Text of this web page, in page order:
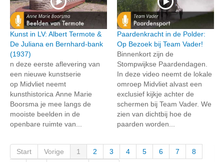
Kunst in LV: Albert Termote &
De Juliana en Bernhard-bank
(1937)
n deze eerste aflevering van
een nieuwe kunstserie
op Midvliet neemt
kunsthistorica Anne Marie
Boorsma je mee langs de
mooiste beelden in de
openbare ruimte van...
Paardenkracht in de Polder:
Op Bezoek bij Team Vader!
Binnenkort zijn de
Stompwijkse Paardendagen.
In deze video neemt de lokale
omroep Midvliet alvast een
exclusief kijkje achter de
schermen bij Team Vader. We
zien van dichtbij hoe de
paarden worden...
Start Vorige 1 2 3 4 5 6 7
8